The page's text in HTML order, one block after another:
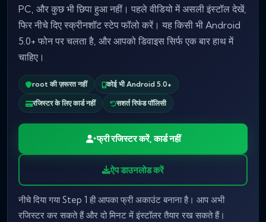
PC, और कुछ भी छिपा हुआ नहीं। पहले वीडियो में असली इंस्टॉल देखें,
फिर नीचे दिए स्क्रीनशॉट स्टेप फॉलो करें। यह किसी भी Android
5.0+ फोन पर चलता है, और आपको डिवाइस सिर्फ एक बार हाथ में
चाहिए।
root की ज़रूरत नहीं कोई भी Android 5.0+
रजिस्टर के लिए कार्ड नहीं सशर्त रिफंड पॉलिसी
फ्री रजिस्टर करें, कार्ड नहीं
ऐप डाउनलोड करें
नीचे दिया गया Step 1 ही आपका फ्री अकाउंट बनाना है। आप अभी
रजिस्टर कर सकते हैं और दो मिनट में इंस्टॉलर तैयार रख सकते हैं।